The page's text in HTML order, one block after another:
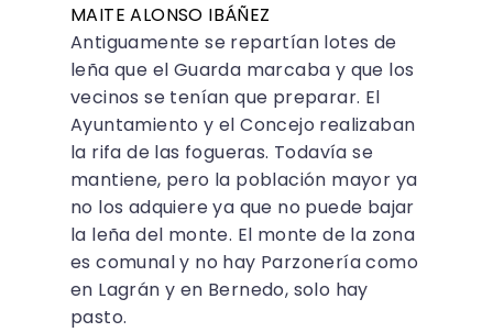
MAITE ALONSO IBÁÑEZ
Antiguamente se repartían lotes de
leña que el Guarda marcaba y que los
vecinos se tenían que preparar. El
Ayuntamiento y el Concejo realizaban
la rifa de las fogueras. Todavía se
mantiene, pero la población mayor ya
no los adquiere ya que no puede bajar
la leña del monte. El monte de la zona
es comunal y no hay Parzonería como
en Lagrán y en Bernedo, solo hay
pasto.